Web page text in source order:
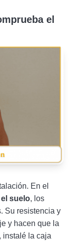
el
En el
suelo, los
Su resistencia y
y hacen que la
instalé la caja